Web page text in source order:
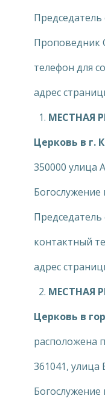
Проповедник
телефон для
адрес
МЕСТНАЯ
Церковь в г.
350000 улица
Богослужение
контактный
адрес
МЕСТНАЯ
Церковь в
расположена
361041, улица
Богослужение